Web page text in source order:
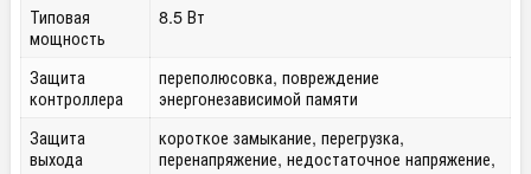
Типовая
мощность
8.5 Вт
Защита
контроллера
переполюсовка, повреждение
энергонезависимой памяти
Защита
выхода
короткое замыкание, перегрузка,
перенапряжение, недостаточное напряжение,